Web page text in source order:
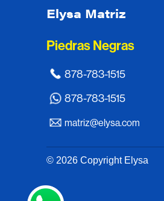
Elysa Matriz
Piedras Negras
878-783-1515
878-783-1515
matriz@elysa.com
© 2026 Copyright Elysa